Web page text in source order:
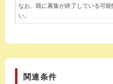
なお、既に募集が終了している可
い。
関連条件